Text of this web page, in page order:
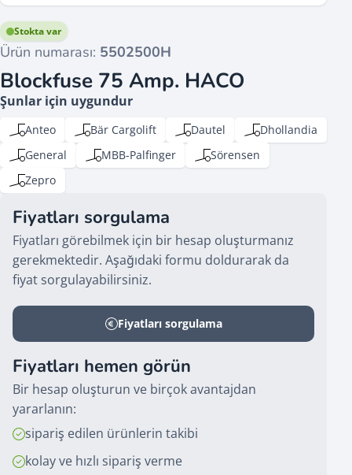
Ürün numarası: 5502500H
Stokta var
Blockfuse 75 Amp. HACO
Şunlar için uygundur
Anteo Bär Cargolift Dautel
Dhollandia
General
MBB-Palfinger
Sörensen
Zepro
Fiyatları sorgulama
Fiyatları görebilmek için bir hesap oluşturmanız
gerekmektedir. Aşağıdaki formu doldurarak da
fiyat sorgulayabilirsiniz.
Fiyatları sorgulama
Fiyatları hemen görün
Bir hesap oluşturun ve birçok avantajdan
yararlanın:
sipariş edilen ürünlerin takibi
kolay ve hızlı sipariş verme